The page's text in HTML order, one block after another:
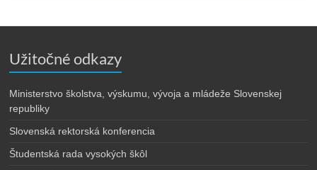
Užitočné odkazy
Ministerstvo školstva, výskumu, vývoja a mládeže Slovenskej
republiky
Slovenská rektorská konferencia
Študentská rada vysokých škôl